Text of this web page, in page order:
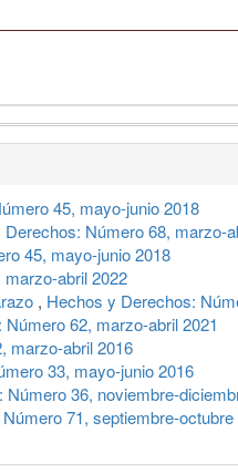
45, mayo-junio 2018
Número 68, marzo-
45, mayo-junio 2018
abril 2022
, Hechos y Derechos:
62, marzo-abril 2021
marzo-abril 2016
33, mayo-junio 2016
36, noviembre-
71, septiembre-octubre